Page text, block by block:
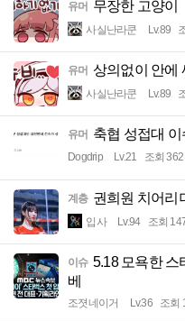
유머 무장한 고양이
사실난라쿤 Lv.89
유머 상의없이 안에
사실난라쿤 Lv.89
유머 축협 성접대 이
Dogdrip Lv.21 조회 362
계층 권희원 치어리
입사 Lv.94 조회
이슈 5.18 모욕한 스
베
조졋네이거 Lv.36 조회